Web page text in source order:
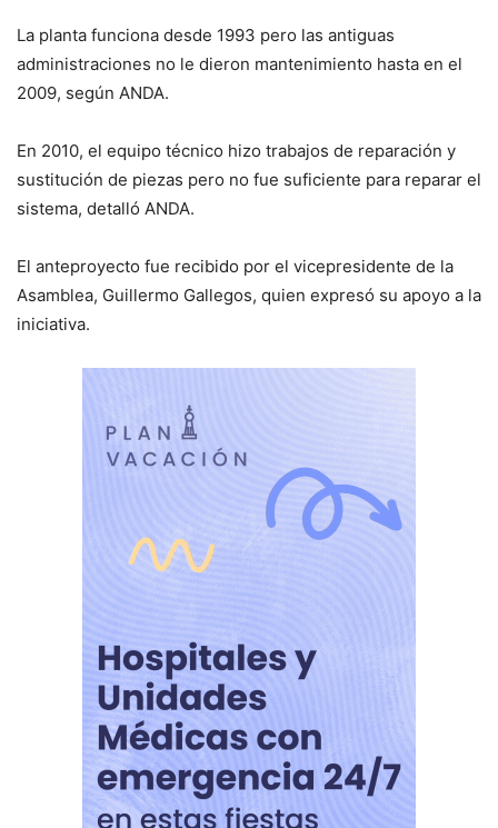
La planta funciona desde 1993 pero las antiguas
administraciones no le dieron mantenimiento hasta en el
2009, según ANDA.
En 2010, el equipo técnico hizo trabajos de reparación y
sustitución de piezas pero no fue suficiente para reparar el
sistema, detalló ANDA.
El anteproyecto fue recibido por el vicepresidente de la
Asamblea, Guillermo Gallegos, quien expresó su apoyo a la
iniciativa.